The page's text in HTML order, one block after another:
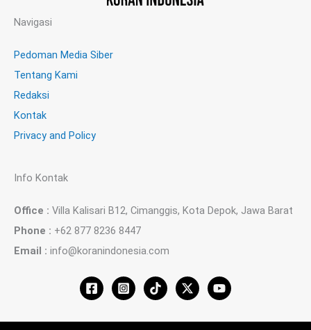
Navigasi
Pedoman Media Siber
Tentang Kami
Redaksi
Kontak
Privacy and Policy
Info Kontak
Office : Villa Kalisari B12, Cimanggis, Kota Depok, Jawa Barat
Phone : +62 877 8236 8447
Email : info@koranindonesia.com